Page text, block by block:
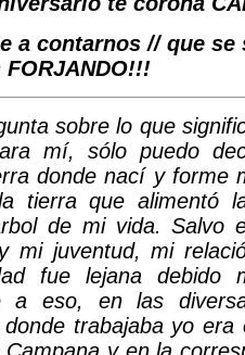
a contarnos // que se
FORJANDO!!!
sobre lo que
mí, sólo puedo
donde nací y forme
tierra que alimentó
de mi vida. Salvo
mi juventud, mi
fue lejana debido
a eso, en las
donde trabajaba yo era